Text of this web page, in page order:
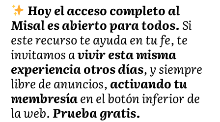
Hoy el acceso completo al
Misal es abierto para todos. Si
este recurso te ayuda en tu fe, te
invitamos avivir esta misma
experiencia otros días, y siempre
libre de anuncios,activando tu
membresíaen el botón inferior de
la web.Prueba gratis.